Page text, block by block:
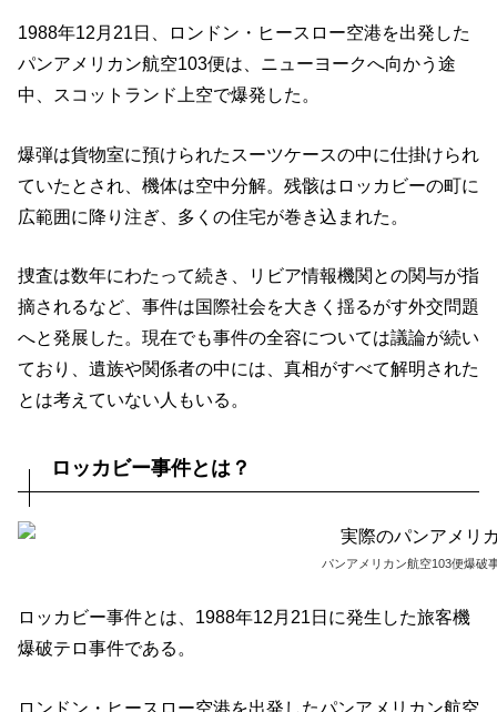
1988年12月21日、ロンドン・ヒースロー空港を出発した
パンアメリカン航空103便は、ニューヨークへ向かう途
中、スコットランド上空で爆発した。
爆弾は貨物室に預けられたスーツケースの中に仕掛けられ
ていたとされ、機体は空中分解。残骸はロッカビーの町に
広範囲に降り注ぎ、多くの住宅が巻き込まれた。
捜査は数年にわたって続き、リビア情報機関との関与が指
摘されるなど、事件は国際社会を大きく揺るがす外交問題
へと発展した。現在でも事件の全容については議論が続い
ており、遺族や関係者の中には、真相がすべて解明された
とは考えていない人もいる。
ロッカビー事件とは？
パンアメリカン航空103便爆破
ロッカビー事件とは、1988年12月21日に発生した旅客機
爆破テロ事件である。
ロンドン・ヒースロー空港を出発したパンアメリカン航空